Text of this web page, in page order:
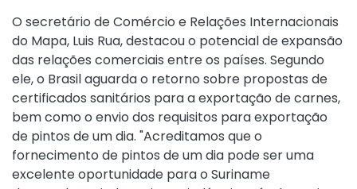
O secretário de Comércio e Relações Internacionais
do Mapa, Luis Rua, destacou o potencial de expansão
das relações comerciais entre os países. Segundo
ele, o Brasil aguarda o retorno sobre propostas de
certificados sanitários para a exportação de carnes,
bem como o envio dos requisitos para exportação
de pintos de um dia. "Acreditamos que o
fornecimento de pintos de um dia pode ser uma
excelente oportunidade para o Suriname